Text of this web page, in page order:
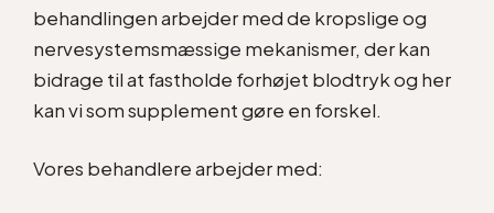
behandlingen arbejder med de kropslige og
nervesystemsmæssige mekanismer, der kan
bidrage til at fastholde forhøjet blodtryk og her
kan vi som supplement gøre en forskel.
Vores behandlere arbejder med: